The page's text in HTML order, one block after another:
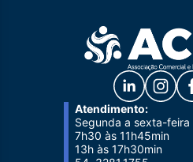
Atendimento:
Segunda a sexta-feira
7h30 às 11h45min
13h às 17h30min